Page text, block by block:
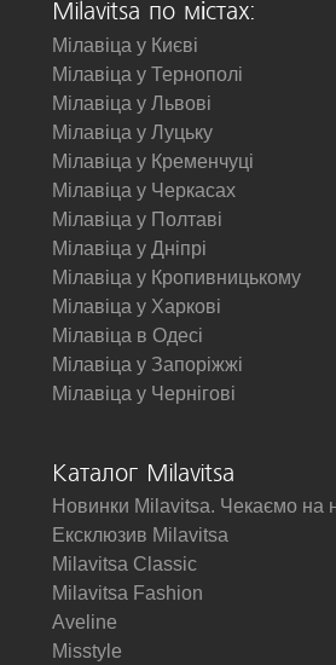
Milavitsa по містах:
Мілавіца у Києві
Мілавіца у Тернополі
Мілавіца у Львові
Мілавіца у Луцьку
Мілавіца у Кременчуці
Мілавіца у Черкасах
Мілавіца у Полтаві
Мілавіца у Дніпрі
Мілавіца у Кропивницькому
Мілавіца у Харкові
Мілавіца в Одесі
Мілавіца у Запоріжжі
Мілавіца у Чернігові
Каталог Milavitsa
Новинки Milavitsa. Чекаємо на
Ексклюзив Milavitsa
Milavitsa Classic
Milavitsa Fashion
Aveline
Misstyle